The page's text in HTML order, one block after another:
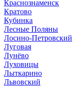
Краснознаменск
Кратово
Кубинка
Лесные Поляны
Лосино-Петровский
Луговая
Лунёво
Луховицы
Лыткарино
Львовский